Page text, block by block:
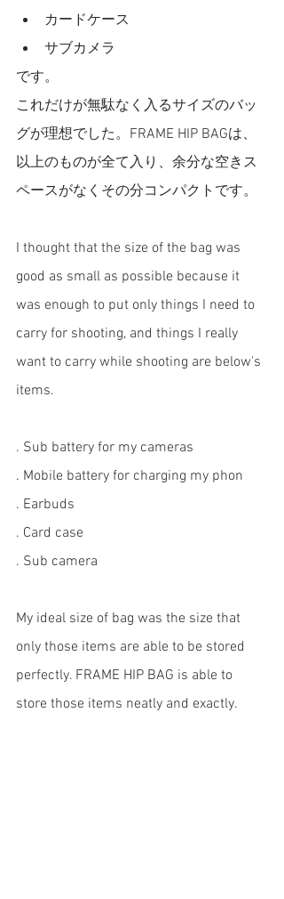
カードケース
サブカメラ
です。
これだけが無駄なく入るサイズのバッ
グが理想でした。FRAME HIP BAGは、
以上のものが全て入り、余分な空きス
ペースがなくその分コンパクトです。
I thought that the size of the bag was
good as small as possible because it
was enough to put only things I need to
carry for shooting, and things I really
want to carry while shooting are below's
items.
. Sub battery for my cameras
. Mobile battery for charging my phon
. Earbuds
. Card case
. Sub camera
My ideal size of bag was the size that
only those items are able to be stored
perfectly. FRAME HIP BAG is able to
store those items neatly and exactly.